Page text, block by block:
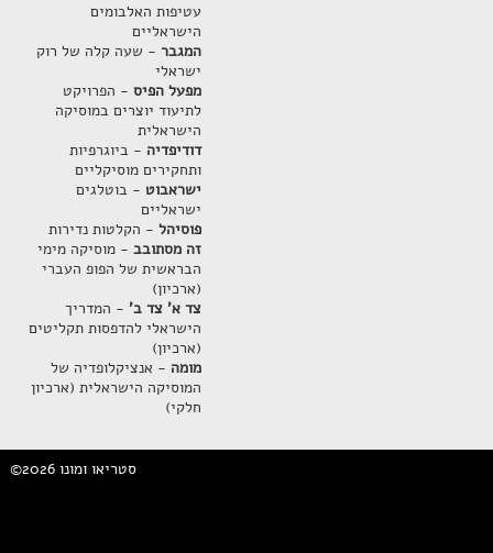
עטיפות האלבומים
הישראליים
המגבר- שעה קלה של רוק
ישראלי
מפעל הפיס- הפרויקט
לתיעוד יוצרים במוסיקה
הישראלית
דודיפדיה - ביוגרפיות
ותחקירים מוסיקליים
ישראבוט - בוטלגים
ישראליים
פוסיהל- הקלטות נדירות
זה מסתובב- מוסיקה מימי
הבראשית של הפופ העברי
(ארכיון)
צד א' צד ב'- המדריך
הישראלי להדפסות תקליטים
(ארכיון)
מומה - אנציקלופדיה של
המוסיקה הישראלית (ארכיון
חלקי)
©2026 סטריאו ומונו